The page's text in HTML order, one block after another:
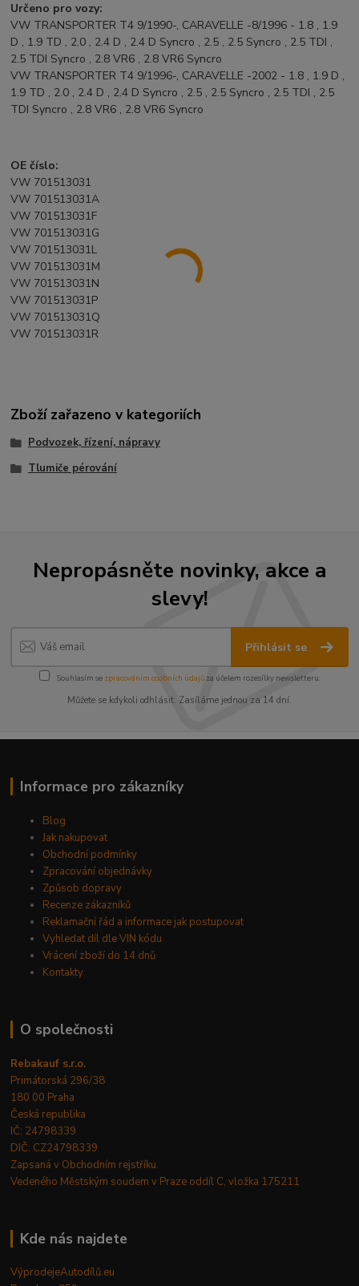
Určeno pro vozy:
VW TRANSPORTER T4 9/1990-, CARAVELLE -8/1996 - 1.8 , 1.9
D , 1.9 TD , 2.0 , 2.4 D , 2.4 D Syncro , 2.5 , 2.5 Syncro , 2.5 TDI ,
2.5 TDI Syncro , 2.8 VR6 , 2.8 VR6 Syncro
VW TRANSPORTER T4 9/1996-, CARAVELLE -2002 - 1.8 , 1.9 D ,
1.9 TD , 2.0 , 2.4 D , 2.4 D Syncro , 2.5 , 2.5 Syncro , 2.5 TDI , 2.5
TDI Syncro , 2.8 VR6 , 2.8 VR6 Syncro
OE číslo:
VW 701513031
VW 701513031A
VW 701513031F
VW 701513031G
VW 701513031L
VW 701513031M
VW 701513031N
VW 701513031P
VW 701513031Q
VW 701513031R
Zboží zařazeno v kategoriích
Podvozek, řízení, nápravy
Tlumiče pérování
Nepropásněte novinky, akce a
slevy!
Přihlásit se
Souhlasím se zpracováním osobních údajůza účelem rozesílky newsletteru.
Můžete se kdykoli odhlásit. Zasíláme jednou za 14 dní.
Informace pro zákazníky
Blog
Jak nakupovat
Obchodní podmínky
Zpracování objednávky
Způsob dopravy
Recenze zákazníků
Reklamační řád a informace jak postupovat
Vyhledat díl dle VIN kódu
Vrácení zboží do 14 dnů
Kontakty
O společnosti
Rebakauf s.r.o.
Primátorská 296/38
180 00 Praha
Česká republika
IČ: 24798339
DIČ: CZ24798339
Zapsaná v Obchodním rejstříku.
Vedeného Městským soudem v Praze oddíl C, vložka 175211
Kde nás najdete
VýprodejeAutodílů.eu